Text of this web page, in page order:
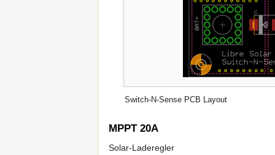
Switch-N-Sense PCB Layout
MPPT 20A
Solar-Laderegler